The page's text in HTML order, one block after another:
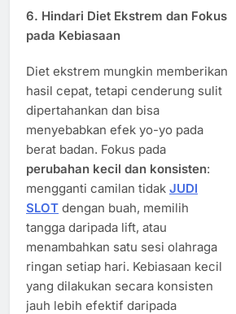
6. Hindari Diet Ekstrem dan Fokus
pada Kebiasaan
Diet ekstrem mungkin memberikan
hasil cepat, tetapi cenderung sulit
dipertahankan dan bisa
menyebabkan efek yo-yo pada
berat badan. Fokus pada
perubahan kecil dan konsisten:
mengganti camilan tidak JUDI
SLOT dengan buah, memilih
tangga daripada lift, atau
menambahkan satu sesi olahraga
ringan setiap hari. Kebiasaan kecil
yang dilakukan secara konsisten
jauh lebih efektif daripada